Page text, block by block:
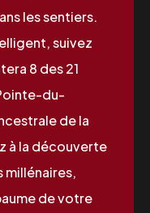
les sentiers.
suivez
8 des 21
du-
de la
à la découverte
de votre